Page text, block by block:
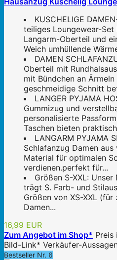
KUSCHELIGE
teiliges Loungewear-Set
Langarm-Oberteil und
Weich umhüllende
DAMEN
Oberteil mit
mit Bündchen an
geschmeidige Schnitt
LANGER PYJAMA
Gummizug und
personalisierte
Taschen bieten
LANGARM PYJAMA
Schlafanzug Damen
Material für optimalen
verdienen.perfekt für...
Größen S-XXL:
trägt S. Farb- und
Größen von XS-XXL
Damen...
16,99 EUR
Zum Angebot im Shop* Preis
Bild-Link* Verkäufer-
Bestseller Nr. 6